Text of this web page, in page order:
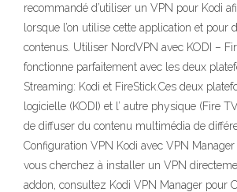
recommandé d’utiliser un VPN pour Kodi
lorsque l’on utilise cette application et pour
contenus. Utiliser NordVPN avec KODI –
fonctionne parfaitement avec les deux
Streaming: Kodi et FireStick.Ces deux
logicielle (KODI) et l’ autre physique (Fire
de diffuser du contenu multimédia de
Configuration VPN Kodi avec VPN
vous cherchez à installer un VPN
addon, consultez Kodi VPN Manager pour